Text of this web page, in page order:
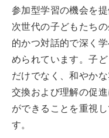
参加型学習の機会を提
次世代の子どもたち
的かつ対話的で深く
められています。子
だけでなく、和やか
交換および理解の促
ができることを重視
す。